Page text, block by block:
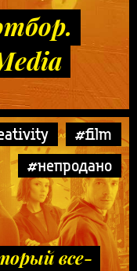
#film
#непродано
все-